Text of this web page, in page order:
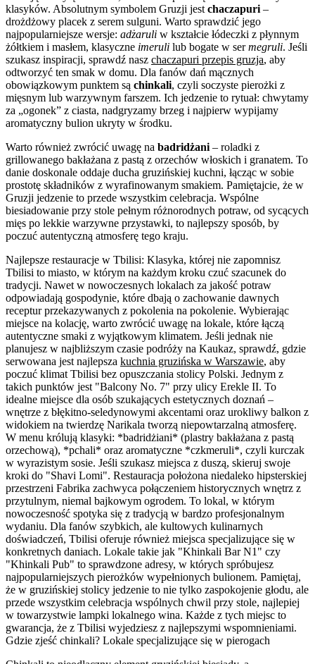
klasyków. Absolutnym symbolem Gruzji jest chaczapuri –
drożdżowy placek z serem sulguni. Warto sprawdzić jego
najpopularniejsze wersje: adżaruli w kształcie łódeczki z płynnym
żółtkiem i masłem, klasyczne imeruli lub bogate w sermegruli. Jeśli
szukasz inspiracji, sprawdź nasz chaczapuri przepis gruzja, aby
odtworzyć ten smak w domu. Dla fanów dań mącznych
obowiązkowym punktem są chinkali, czyli soczyste pierożki z
mięsnym lub warzywnym farszem. Ich jedzenie to rytuał: chwytamy
za „ogonek” z ciasta, nadgryzamy brzeg i najpierw wypijamy
aromatyczny bulion ukryty w środku.
Warto również zwrócić uwagę na badridżani – roladki z
grillowanego bakłażana z pastą z orzechów włoskich i granatem. To
danie doskonale oddaje ducha gruzińskiej kuchni, łącząc w sobie
prostotę składników z wyrafinowanym smakiem. Pamiętajcie, że w
Gruzji jedzenie to przede wszystkim celebracja. Wspólne
biesiadowanie przy stole pełnym różnorodnych potraw, od sycących
mięs po lekkie warzywne przystawki, to najlepszy sposób, by
poczuć autentyczną atmosferę tego kraju.
Najlepsze restauracje w Tbilisi: Klasyka, której nie zapomnisz
Tbilisi to miasto, w którym na każdym kroku czuć szacunek do
tradycji. Nawet w nowoczesnych lokalach za jakość potraw
odpowiadają gospodynie, które dbają o zachowanie dawnych
receptur przekazywanych z pokolenia na pokolenie. Wybierając
miejsce na kolację, warto zwrócić uwagę na lokale, które łączą
autentyczne smaki z wyjątkowym klimatem. Jeśli jednak nie
planujesz w najbliższym czasie podróży na Kaukaz, sprawdź, gdzie
serwowana jest najlepsza kuchnia gruzińska w Warszawie, aby
poczuć klimat Tbilisi bez opuszczania stolicy Polski. Jednym z
takich punktów jest "Balcony No. 7" przy ulicy Erekle II. To
idealne miejsce dla osób szukających estetycznych doznań –
wnętrze z błękitno-seledynowymi akcentami oraz urokliwy balkon z
widokiem na twierdzę Narikala tworzą niepowtarzalną atmosferę.
W menu królują klasyki: *badridżiani* (plastry bakłażana z pastą
orzechową), *pchali* oraz aromatyczne *czkmeruli*, czyli kurczak
w wyrazistym sosie. Jeśli szukasz miejsca z duszą, skieruj swoje
kroki do "Shavi Lomi". Restauracja położona niedaleko hipsterskiej
przestrzeni Fabrika zachwyca połączeniem historycznych wnętrz z
przytulnym, niemal bajkowym ogrodem. To lokal, w którym
nowoczesność spotyka się z tradycją w bardzo profesjonalnym
wydaniu. Dla fanów szybkich, ale kultowych kulinarnych
doświadczeń, Tbilisi oferuje również miejsca specjalizujące się w
konkretnych daniach. Lokale takie jak "Khinkali Bar N1" czy
"Khinkali Pub" to sprawdzone adresy, w których spróbujesz
najpopularniejszych pierożków wypełnionych bulionem. Pamiętaj,
że w gruzińskiej stolicy jedzenie to nie tylko zaspokojenie głodu, ale
przede wszystkim celebracja wspólnych chwil przy stole, najlepiej
w towarzystwie lampki lokalnego wina. Każde z tych miejsc to
gwarancja, że z Tbilisi wyjedziesz z najlepszymi wspomnieniami.
Gdzie zjeść chinkali? Lokale specjalizujące się w pierogach